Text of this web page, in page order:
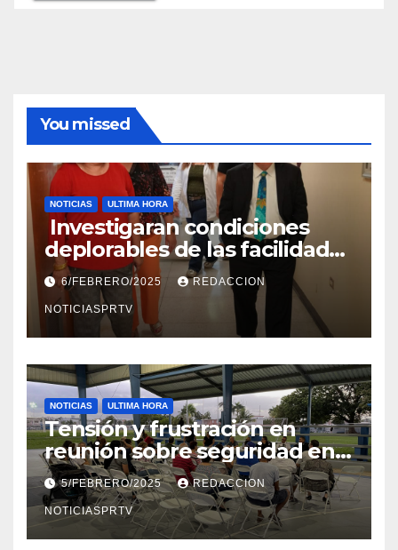
You missed
NOTICIAS ULTIMA HORA
Investigaran condiciones
deplorables de las facilidades
el Departamento de la Salud
en Mayagüez
6/FEBRERO/2025 REDACCION
NOTICIASPRTV
NOTICIAS ULTIMA HORA
Tensión y frustración en
reunión sobre seguridad en
Reparto Metropolitano
5/FEBRERO/2025 REDACCION
NOTICIASPRTV